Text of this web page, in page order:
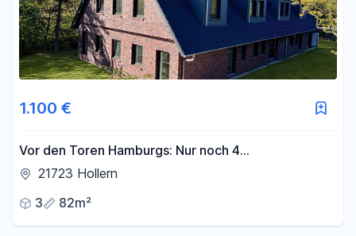
1.100 €
Vor den Toren Hamburgs: Nur noch 4
Traumwohnungen zw. 82 m2 u. 92 m2 Wfl. - ab 1.100
21723 Hollern
3
82m²